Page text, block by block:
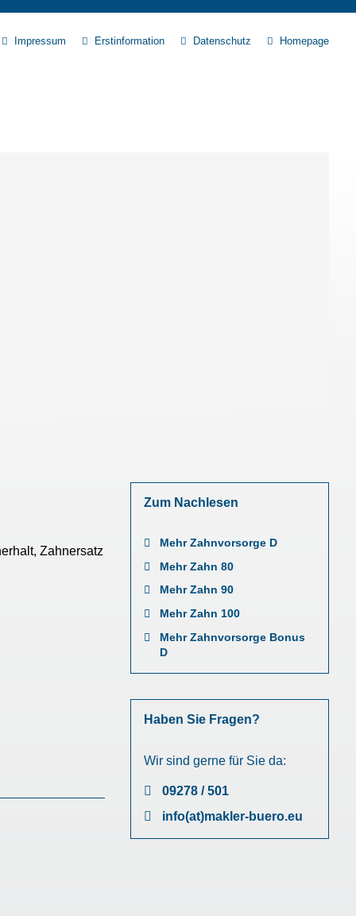
Impressum Erstinformation Datenschutz Homepage
Zahnersatz
Zum Nachlesen
Mehr Zahnvorsorge D
Mehr Zahn 80
Mehr Zahn 90
Mehr Zahn 100
Mehr Zahnvorsorge Bonus
D
Haben Sie Fragen?
Wir sind gerne für Sie da:
09278 / 501
info(at)makler-buero.eu